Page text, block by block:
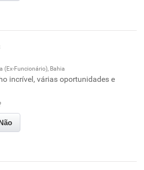
familiar
(Ex-Funcionário), Bahia
incrível, várias oportunidades e